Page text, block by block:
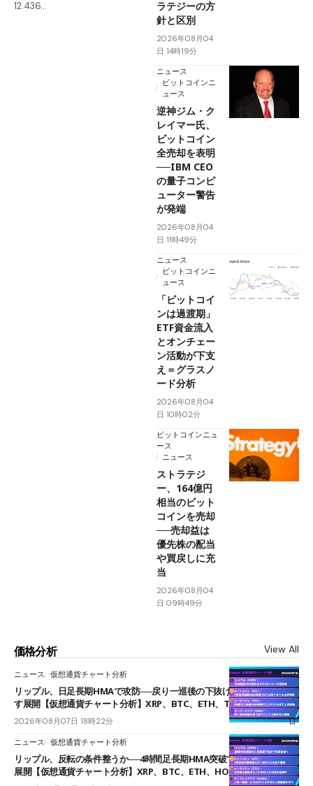
12.436…
ラテジーの方
針と区別
2026年08月04
日 14時19分
ニュース
ビットコインニ
ュース
逆神ジム・ク
レイマー氏、
ビットコイン
全売却を表明
──IBM CEO
の量子コンピ
ューター警告
が発端
2026年08月04
日 11時49分
ニュース
ビットコインニ
ュース
「ビットコイ
ンは過渡期」
ETF資金流入
とオンチェー
ン活動が下支
え＝グラスノ
ード分析
2026年08月04
日 10時02分
ビットコインニュ
ース
ニュース
ストラテジ
ー、164億円
相当のビット
コインを売却
──売却益は
優先株の配当
や買戻しに充
当
2026年08月04
日 09時49分
価格分析 View All
ニュース 仮想通貨チャート分析
リップル、日足長期HMAで攻防──戻り一巡後の下抜けで0.95ドルを試
す展開【仮想通貨チャート分析】XRP、BTC、ETH、TAKE
2026年08月07日 18時22分
ニュース 仮想通貨チャート分析
リップル、反転の条件整うか──4時間足長期HMA突破で雲下端を目指す
展開【仮想通貨チャート分析】XRP、BTC、ETH、HOME